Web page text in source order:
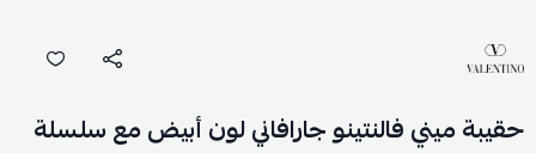
حقيبة ميني فالنتينو جارافاني لون أبيض مع سلسلة